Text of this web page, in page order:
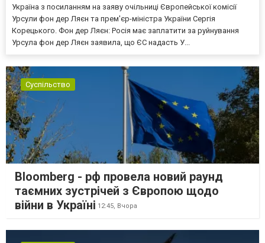
Україна з посиланням на заяву очільниці Європейської комісії
Урсули фон дер Ляєн та прем'єр-міністра України Сергія
Корецького. Фон дер Ляєн: Росія має заплатити за руйнування
Урсула фон дер Ляєн заявила, що ЄС надасть У...
Суспільство
Bloomberg - рф провела новий раунд
таємних зустрічей з Європою щодо
війни в Україні 12:45, Вчора